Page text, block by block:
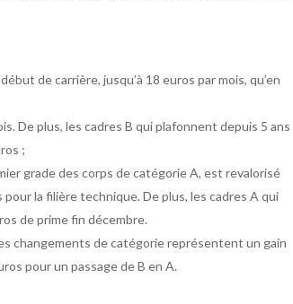
de carrière, jusqu’à 18 euros par mois, qu’en
De plus, les cadres B qui plafonnent depuis 5 ans
;
grade des corps de catégorie A, est revalorisé
la filière technique. De plus, les cadres A qui
de prime fin décembre.
changements de catégorie représentent un gain
pour un passage de B en A.